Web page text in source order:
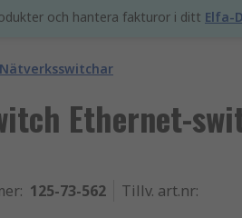
och hantera fakturor i ditt Elfa-
Nätverksswitchar
Ethernet-
: 125-73-562 Tillv. art.nr: